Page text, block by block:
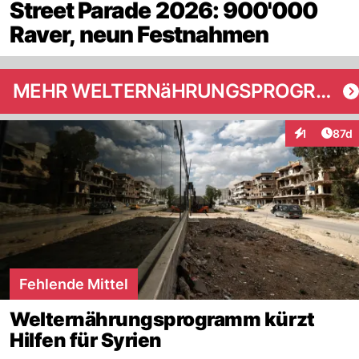
Street Parade 2026: 900'000
Raver, neun Festnahmen
MEHR WELTERNäHRUNGSPROGRAMM
1 87d
Fehlende Mittel
Welternährungsprogramm kürzt
Hilfen für Syrien